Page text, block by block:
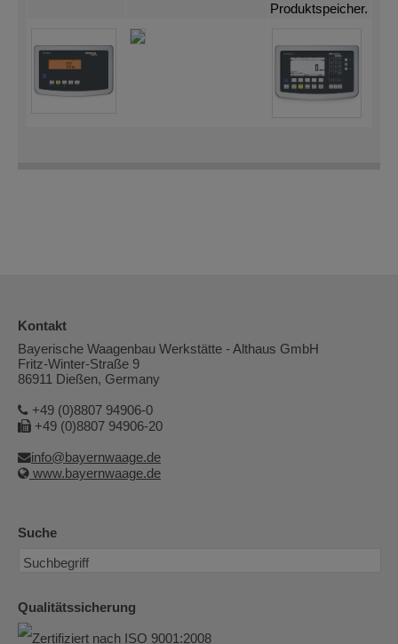
Produktspeicher.
Kontakt
Bayerische Waagenbau Werkstätte - Althaus GmbH
Fritz-Winter-Straße 9
86911 Dießen, Germany
+49 (0)8807 94906-0
+49 (0)8807 94906-20
info@bayernwaage.de
www.bayernwaage.de
Suche
Qualitätssicherung